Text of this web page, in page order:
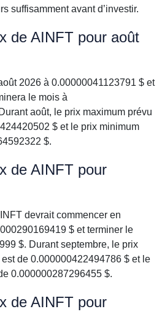
suffisamment avant d’investir.
de AINFT pour août
2026 à 0.00000041123791 $ et
le mois à
août, le prix maximum prévu
$ et le prix minimum
$.
de AINFT pour
devrait commencer en
$ et terminer le
$. Durant septembre, le prix
de 0.000000422494786 $ et le
0.000000287296455 $.
de AINFT pour